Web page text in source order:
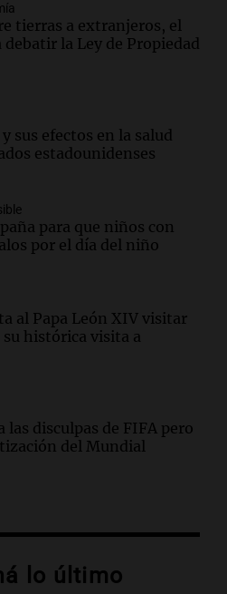
tierras a extranjeros, el
debatir la Ley de Propiedad
sus efectos en la salud
estadounidenses
para que niños con
por el día del niño
al Papa León XIV visitar
histórica visita a
las disculpas de FIFA pero
del Mundial
los primeros ocho"
lo último